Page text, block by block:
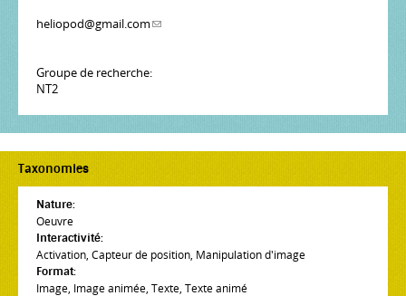
heliopod@gmail.com(link sends e-mail)
Groupe de recherche:
NT2
Taxonomies
Nature:
Oeuvre
Interactivité:
Activation Capteur de position Manipulation d'image
Format:
Image Image animée Texte Texte animé